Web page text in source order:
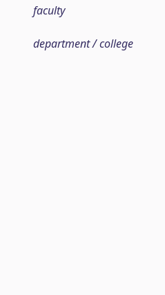
faculty
department / college